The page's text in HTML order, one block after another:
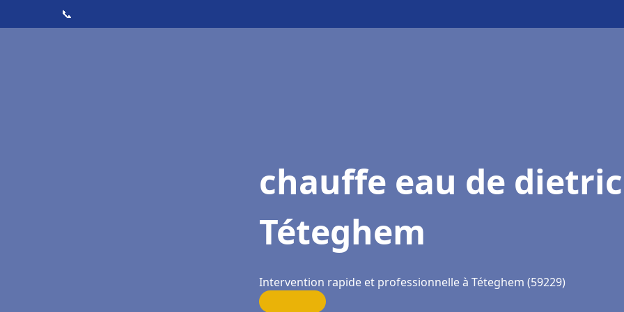
📞
chauffe eau de
Téteghem
Intervention rapide et professionnelle à Téteghem (59229)